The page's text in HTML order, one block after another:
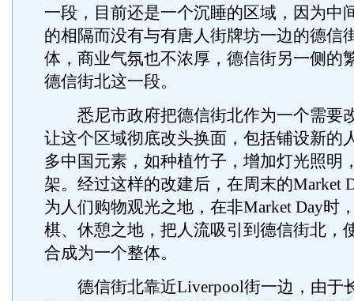
一段，目前还是一个沉睡的区域，因为中
的相隔而没有与有唐人街牌坊一边的德信
体，商业气氛也不浓厚，德信街另一侧的
德信街北这一段。
悉尼市政府把德信街北作为一个需要
让这个区域彻底改头换面，包括铺设新的
多中国元素，如种植竹子，增加灯光照明
架。经过这样的改建后，在周末的Market
为人们购物观光之地，在非Market Day时
棋、休憩之地，把人流吸引到德信街北，
合成为一个整体。
德信街北靠近Liverpool街一边，由于